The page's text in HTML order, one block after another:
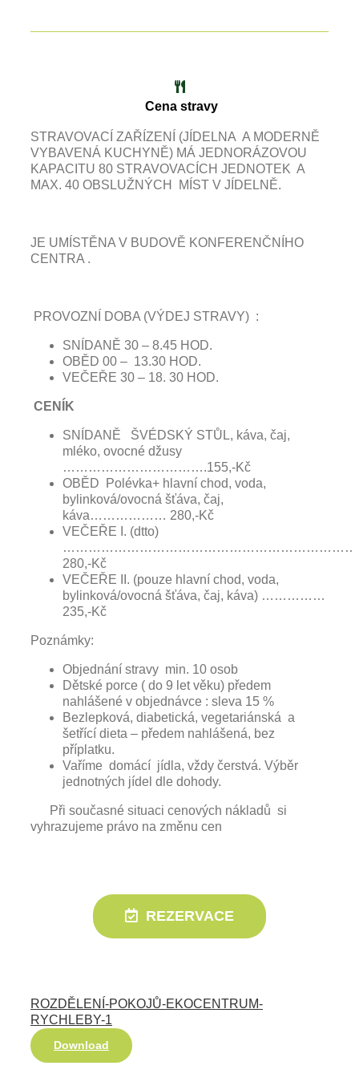
Cena stravy
STRAVOVACÍ ZAŘÍZENÍ (JÍDELNA A MODERNĚ
VYBAVENÁ KUCHYNĚ) MÁ JEDNORÁZOVOU
KAPACITU 80 STRAVOVACÍCH JEDNOTEK A
MAX. 40 OBSLUŽNÝCH MÍST V JÍDELNĚ.
JE UMÍSTĚNA V BUDOVĚ KONFERENČNÍHO
CENTRA .
PROVOZNÍ DOBA (VÝDEJ STRAVY) :
SNÍDANĚ 30 – 8.45 HOD.
OBĚD 00 – 13.30 HOD.
VEČEŘE 30 – 18. 30 HOD.
CENÍK
SNÍDANĚ ŠVÉDSKÝ STŮL, káva, čaj,
mléko, ovocné džusy
…………………………….155,-Kč
OBĚD Polévka+ hlavní chod, voda,
bylinková/ovocná šťáva, čaj,
káva……………… 280,-Kč
VEČEŘE I. (dtto)
280,-Kč
VEČEŘE II. (pouze hlavní chod, voda,
bylinková/ovocná šťáva, čaj, káva) ……………
235,-Kč
Poznámky:
Objednání stravy min. 10 osob
Dětské porce ( do 9 let věku) předem
nahlášené v objednávce : sleva 15 %
Bezlepková, diabetická, vegetariánská a
šetřící dieta – předem nahlášená, bez
příplatku.
Vaříme domácí jídla, vždy čerstvá. Výběr
jednotných jídel dle dohody.
Při současné situaci cenových nákladů si
vyhrazujeme právo na změnu cen
REZERVACE
ROZDĚLENÍ-POKOJŮ-EKOCENTRUM-
RYCHLEBY-1
Download